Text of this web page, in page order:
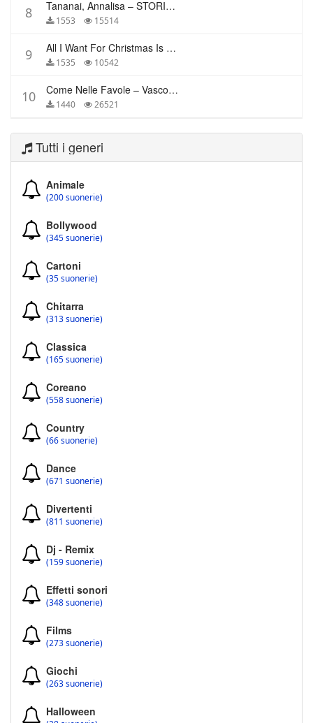
8 Tananai, Annalisa – STORIE BREVI
1553 15514
9 All I Want For Christmas Is You – Mariah Carey
1535 10542
10 Come Nelle Favole – Vasco Rossi
1440 26521
Tutti i generi
Animale
(200 suonerie)
Bollywood
(345 suonerie)
Cartoni
(35 suonerie)
Chitarra
(313 suonerie)
Classica
(165 suonerie)
Coreano
(558 suonerie)
Country
(66 suonerie)
Dance
(671 suonerie)
Divertenti
(811 suonerie)
Dj - Remix
(159 suonerie)
Effetti sonori
(348 suonerie)
Films
(273 suonerie)
Giochi
(263 suonerie)
Halloween